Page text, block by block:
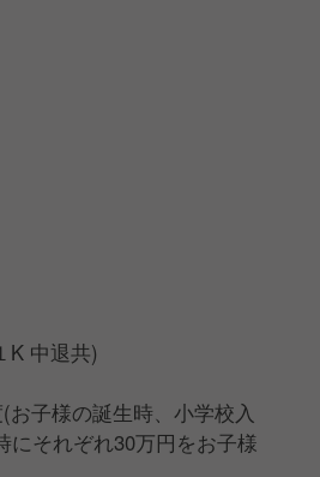
K 中退共)
子様の誕生時、小学校入
にそれぞれ30万円をお子様